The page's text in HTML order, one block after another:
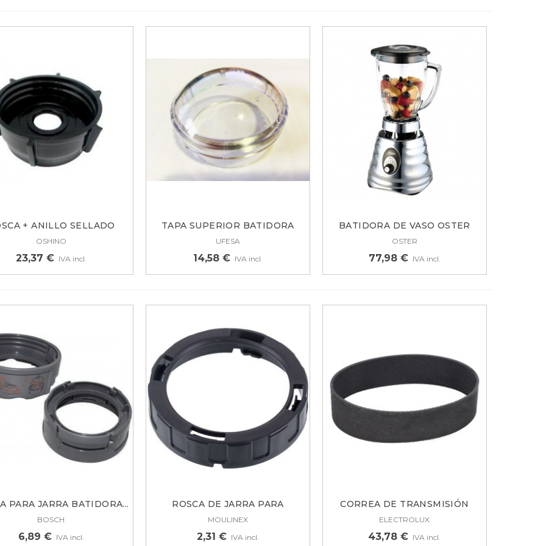
+ ANILLO SELLADO
BATIDORA...
OSHINO
23,37 € IVA incl.
TAPA SUPERIOR BATIDORA
UFESA...
UFESA
14,58 € IVA incl.
BATIDORA DE VASO OSTER
OBL245X...
OSTER
77,98 € IVA incl.
PARA JARRA BATIDORA...
BOSCH
6,89 € IVA incl.
ROSCA DE JARRA PARA
BATIDORA...
MOULINEX
2,31 € IVA incl.
CORREA DE TRANSMISIÓN
ROBOT DE...
ELECTROLUX
43,78 € IVA incl.